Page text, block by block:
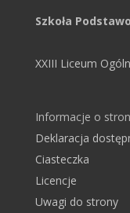
Szkoła
XXIII Liceum
Informacje o
Deklaracja
Ciasteczka
Licencje
Uwagi do strony